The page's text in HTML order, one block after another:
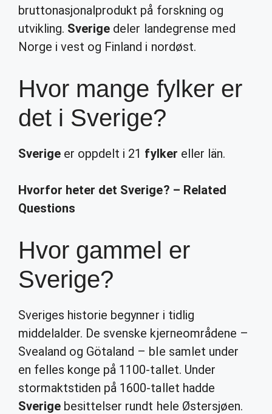
bruttonasjonalprodukt på forskning og
utvikling. Sverige deler landegrense med
Norge i vest og Finland i nordøst.
Hvor mange fylker er
det i Sverige?
Sverige er oppdelt i 21 fylker eller län.
Hvorfor heter det Sverige? – Related
Questions
Hvor gammel er
Sverige?
Sveriges historie begynner i tidlig
middelalder. De svenske kjerneområdene –
Svealand og Götaland – ble samlet under
en felles konge på 1100-tallet. Under
stormaktstiden på 1600-tallet hadde
Sverige besittelser rundt hele Østersjøen.